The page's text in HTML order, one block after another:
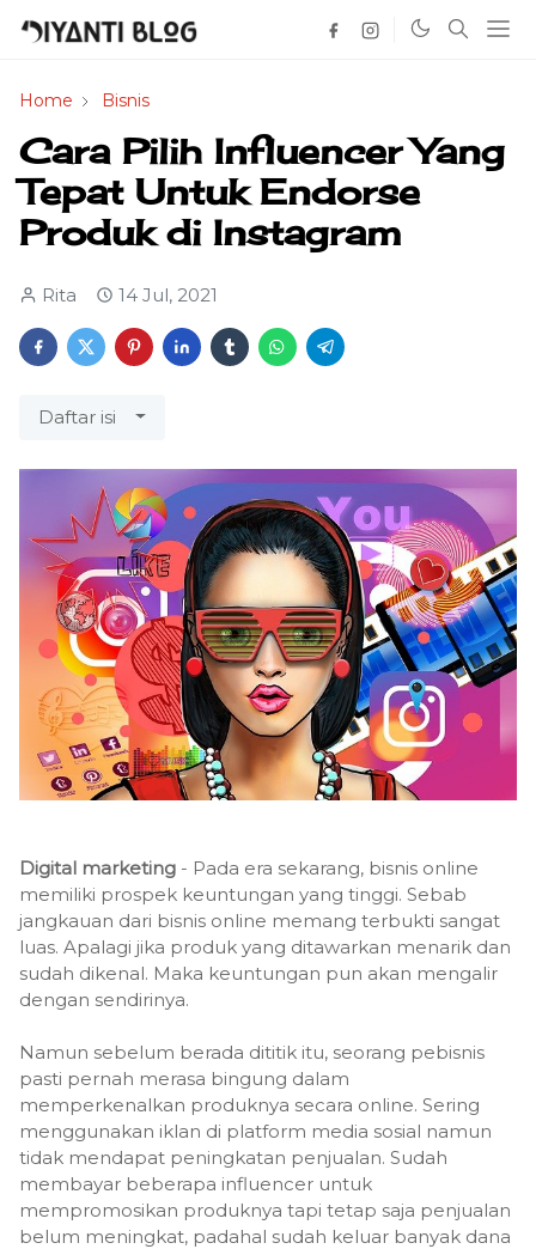
Home Bisnis
Cara Pilih Influencer Yang
Tepat Untuk Endorse
Produk di Instagram
Rita 14 Jul, 2021
Daftar isi
Digital marketing - Pada era sekarang, bisnis online
memiliki prospek keuntungan yang tinggi. Sebab
jangkauan dari bisnis online memang terbukti sangat
luas. Apalagi jika produk yang ditawarkan menarik dan
sudah dikenal. Maka keuntungan pun akan mengalir
dengan sendirinya.
Namun sebelum berada dititik itu, seorang pebisnis
pasti pernah merasa bingung dalam
memperkenalkan produknya secara online. Sering
menggunakan iklan di platform media sosial namun
tidak mendapat peningkatan penjualan. Sudah
membayar beberapa influencer untuk
mempromosikan produknya tapi tetap saja penjualan
belum meningkat, padahal sudah keluar banyak dana